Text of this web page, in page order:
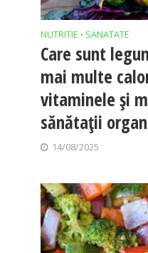
NUTRITIE • SANATATE
Care sunt
mai multe
vitaminele și
sănătații
14/08/2025